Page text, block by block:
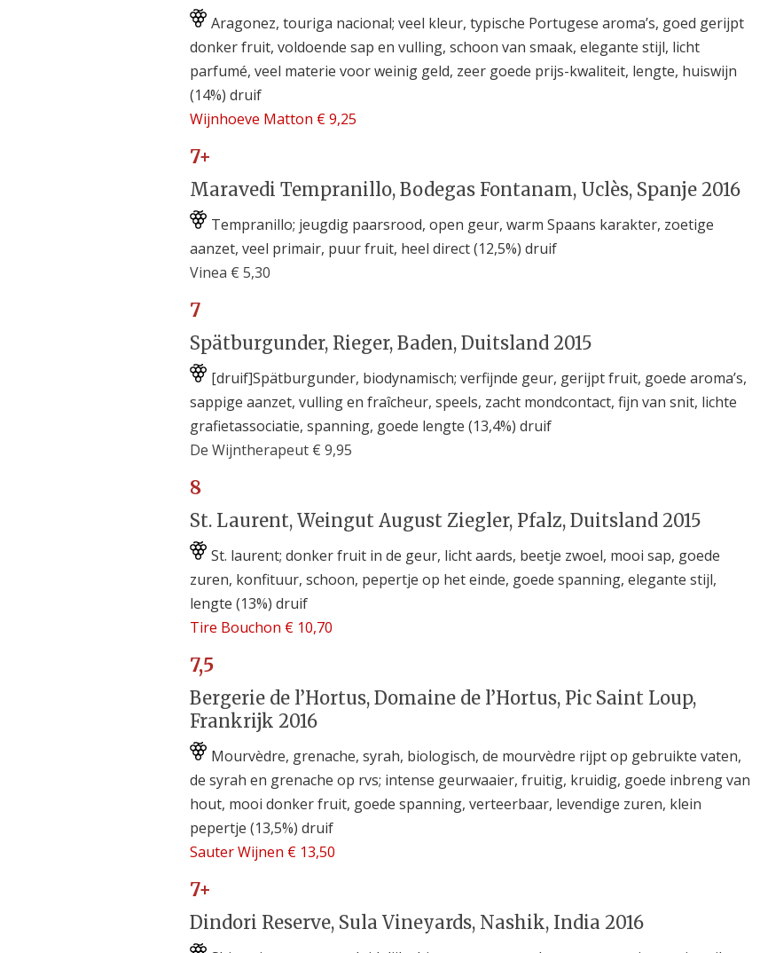
Aragonez, touriga nacional; veel kleur, typische Portugese aroma’s, goed gerijpt
donker fruit, voldoende sap en vulling, schoon van smaak, elegante stijl, licht
parfumé, veel materie voor weinig geld, zeer goede prijs-kwaliteit, lengte, huiswijn
(14%) druif
Wijnhoeve Matton € 9,25
7+
Maravedi Tempranillo, Bodegas Fontanam, Uclès, Spanje 2016
Tempranillo; jeugdig paarsrood, open geur, warm Spaans karakter, zoetige
aanzet, veel primair, puur fruit, heel direct (12,5%) druif
Vinea € 5,30
7
Spätburgunder, Rieger, Baden, Duitsland 2015
[druif]Spätburgunder, biodynamisch; verfijnde geur, gerijpt fruit, goede aroma’s,
sappige aanzet, vulling en fraîcheur, speels, zacht mondcontact, fijn van snit, lichte
grafietassociatie, spanning, goede lengte (13,4%) druif
De Wijntherapeut € 9,95
8
St. Laurent, Weingut August Ziegler, Pfalz, Duitsland 2015
St. laurent; donker fruit in de geur, licht aards, beetje zwoel, mooi sap, goede
zuren, konfituur, schoon, pepertje op het einde, goede spanning, elegante stijl,
lengte (13%) druif
Tire Bouchon € 10,70
7,5
Bergerie de l’Hortus, Domaine de l’Hortus, Pic Saint Loup,
Frankrijk 2016
Mourvèdre, grenache, syrah, biologisch, de mourvèdre rijpt op gebruikte vaten,
de syrah en grenache op rvs; intense geurwaaier, fruitig, kruidig, goede inbreng van
hout, mooi donker fruit, goede spanning, verteerbaar, levendige zuren, klein
pepertje (13,5%) druif
Sauter Wijnen € 13,50
7+
Dindori Reserve, Sula Vineyards, Nashik, India 2016